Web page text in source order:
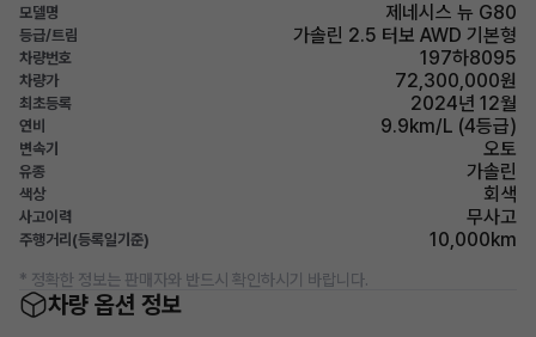
모델명 제네시스 뉴 G80
등급/트림 가솔린 2.5 터보 AWD 기본형
차량번호 197하8095
차량가 72,300,000원
최초등록 2024년 12월
연비 9.9km/L (4등급)
변속기 오토
유종 가솔린
색상 회색
사고이력 무사고
주행거리(등록일기준) 10,000km
* 정확한 정보는 판매자와 반드시 확인하시기 바랍니다.
차량 옵션 정보